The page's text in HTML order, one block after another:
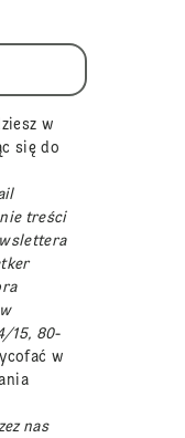
w
się do
treści
15, 80-
w
nas